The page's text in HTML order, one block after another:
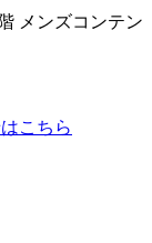
メンズコンテン
こちら